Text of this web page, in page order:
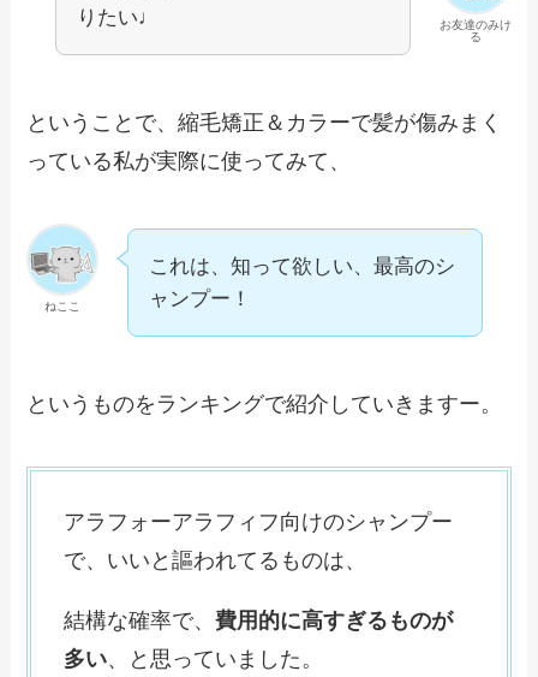
お友達のみけ
る
りたい♩
ということで、縮毛矯正＆カラーで髪が傷みまく
っている私が実際に使ってみて、
ねここ
これは、知って欲しい、最高のシ
ャンプー！
というものをランキングで紹介していきますー。
アラフォーアラフィフ向けのシャンプー
で、いいと謳われてるものは、
結構な確率で、費用的に高すぎるものが
多い、と思っていました。